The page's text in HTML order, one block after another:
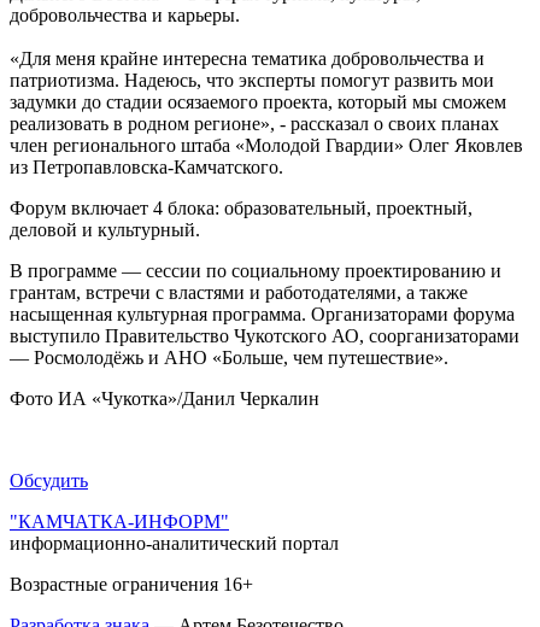
добровольчества и карьеры.
«Для меня крайне интересна тематика добровольчества и
патриотизма. Надеюсь, что эксперты помогут развить мои
задумки до стадии осязаемого проекта, который мы сможем
реализовать в родном регионе», - рассказал о своих планах
член регионального штаба «Молодой Гвардии» Олег Яковлев
из Петропавловска‑Камчатского.
Форум включает 4 блока: образовательный, проектный,
деловой и культурный.
В программе — сессии по социальному проектированию и
грантам, встречи с властями и работодателями, а также
насыщенная культурная программа. Организаторами форума
выступило Правительство Чукотского АО, соорганизаторами
— Росмолодёжь и АНО «Больше, чем путешествие».
Фото ИА «Чукотка»/Данил Черкалин
Обсудить
"КАМЧАТКА-ИНФОРМ"
информационно-аналитический портал
Возрастные ограничения 16+